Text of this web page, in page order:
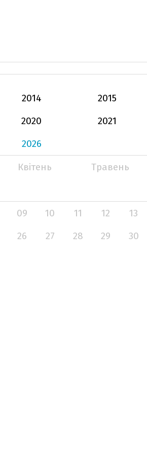
2014
2015
2020
2021
2026
Квітень
Травень
09 10 11 12
13
26 27 28 29 30